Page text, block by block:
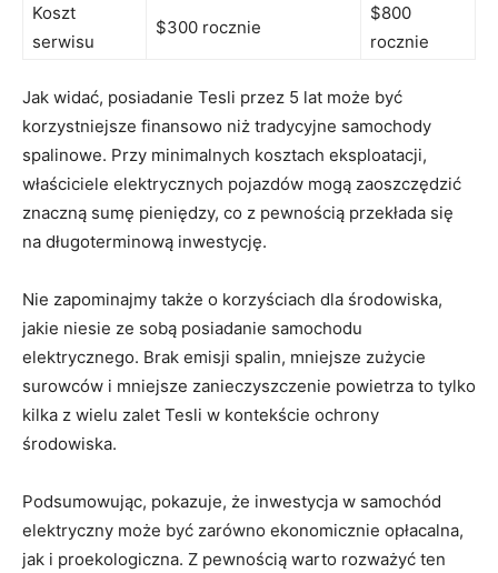
Koszt
serwisu
$300 rocznie
$800
rocznie
Jak‌ widać, posiadanie Tesli ​przez 5 lat może ‍być
korzystniejsze finansowo niż tradycyjne samochody
spalinowe. Przy minimalnych kosztach eksploatacji,
właściciele elektrycznych pojazdów mogą zaoszczędzić
znaczną sumę pieniędzy,‍ co ⁣z pewnością przekłada się
na długoterminową inwestycję.
Nie zapominajmy także o korzyściach ⁤dla​ środowiska,
jakie niesie ze sobą posiadanie samochodu
elektrycznego. Brak emisji spalin, mniejsze zużycie
surowców i mniejsze zanieczyszczenie powietrza to tylko
kilka z wielu zalet Tesli w kontekście ochrony
środowiska.
Podsumowując, pokazuje, że inwestycja w samochód
elektryczny może być zarówno ekonomicznie opłacalna,
jak i proekologiczna. Z pewnością warto rozważyć ten